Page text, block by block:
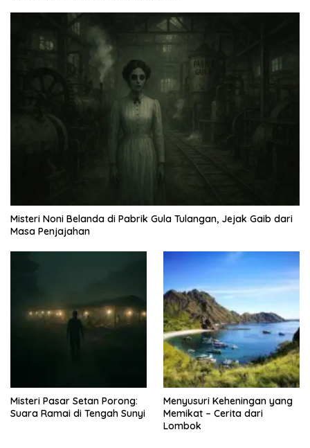
Misteri Noni Belanda di Pabrik Gula Tulangan, Jejak Gaib dari
Masa Penjajahan
Misteri Pasar Setan Porong:
Suara Ramai di Tengah Sunyi
Menyusuri Keheningan yang
Memikat – Cerita dari
Lombok